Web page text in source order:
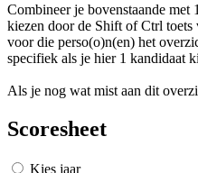
Combineer je bovenstaande met
kiezen door de Shift of Ctrl toets
voor die perso(o)n(en) het
specifiek als je hier 1 kandidaat
Als je nog wat mist aan dit
Scoresheet
Kies jaar